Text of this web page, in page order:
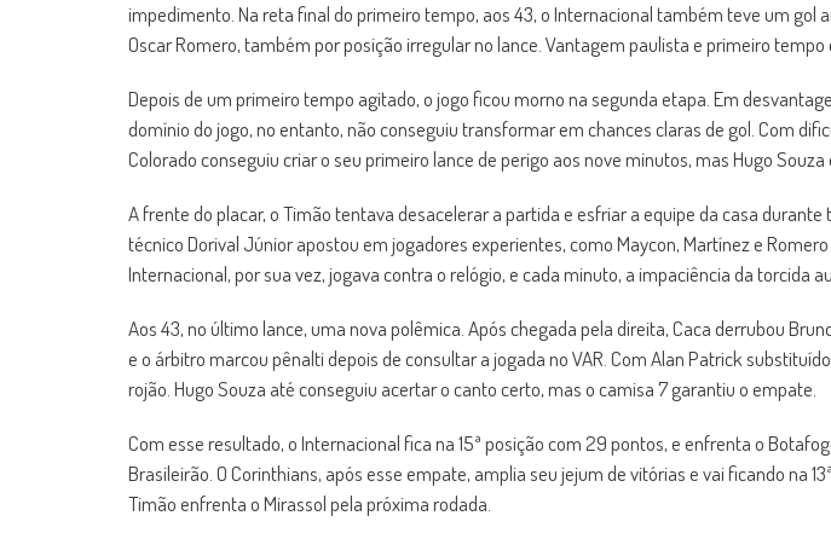
impedimento. Na reta final do primeiro tempo, aos 43, o Internacional também teve um gol
Oscar Romero, também por posição irregular no lance. Vantagem paulista e primeiro tempo
Depois de um primeiro tempo agitado, o jogo ficou morno na segunda etapa. Em
domínio do jogo, no entanto, não conseguiu transformar em chances claras de gol. Com
Colorado conseguiu criar o seu primeiro lance de perigo aos nove minutos, mas Hugo
A frente do placar, o Timão tentava desacelerar a partida e esfriar a equipe da casa durante
técnico Dorival Júnior apostou em jogadores experientes, como Maycon, Martínez e Romero
Internacional, por sua vez, jogava contra o relógio, e cada minuto, a impaciência da torcida
Aos 43, no último lance, uma nova polêmica. Após chegada pela direita, Caca derrubou
e o árbitro marcou pênalti depois de consultar a jogada no VAR. Com Alan Patrick
rojão. Hugo Souza até conseguiu acertar o canto certo, mas o camisa 7 garantiu o empate.
Com esse resultado, o Internacional fica na 15ª posição com 29 pontos, e enfrenta o
Brasileirão. O Corinthians, após esse empate, amplia seu jejum de vitórias e vai ficando na
Timão enfrenta o Mirassol pela próxima rodada.